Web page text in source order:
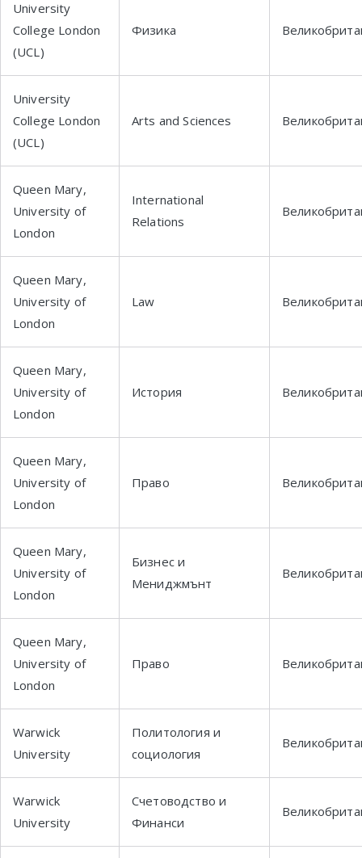
University
College London
(UCL)
Физика
University
College London
(UCL)
Arts and Sciences
Queen Mary,
University of
London
International
Relations
Queen Mary,
University of
London
Law
Queen Mary,
University of
London
История
Queen Mary,
University of
London
Право
Queen Mary,
University of
London
Бизнес и
Мениджмънт
Queen Mary,
University of
London
Право
Warwick
University
Политология и
социология
Warwick
University
Счетоводство и
Финанси